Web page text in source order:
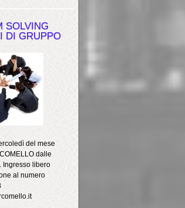
SOLVING
DI GRUPPO
del mese
dalle
Ingresso libero
al numero